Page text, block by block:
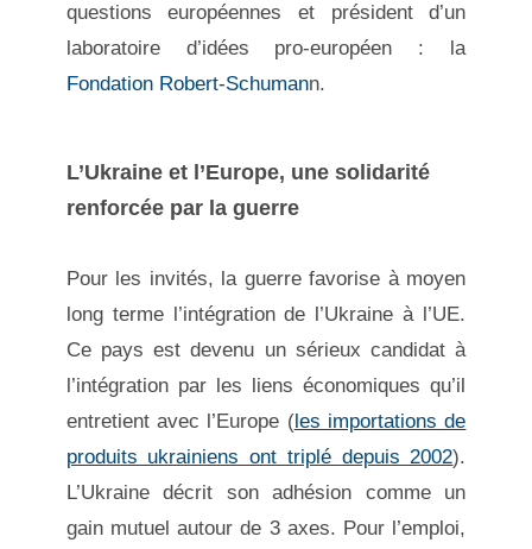
questions européennes et président d’un
laboratoire d’idées pro-européen : la
Fondation Robert-Schumann.
L’Ukraine et l’Europe, une solidarité
renforcée par la guerre
Pour les invités, la guerre favorise à moyen
long terme l’intégration de l’Ukraine à l’UE.
Ce pays est devenu un sérieux candidat à
l’intégration par les liens économiques qu’il
entretient avec l’Europe (les importations de
produits ukrainiens ont triplé depuis 2002).
L’Ukraine décrit son adhésion comme un
gain mutuel autour de 3 axes. Pour l’emploi,